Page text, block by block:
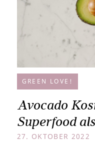
GREEN LOVE!
Avocado
Superfood
27. OKTOBER 2022